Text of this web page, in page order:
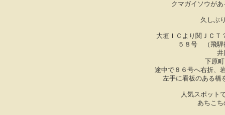
クマガイソウが
久しぶ
大垣ＩＣより関ＪＣ
５８号 （飛騨
井
下原
途中で８６号へ右折、
左手に看板のある橋
人気スポット
あちこち